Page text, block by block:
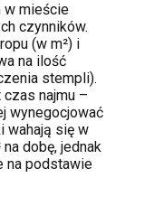
w mieście
czynników.
(w m²) i
na ilość
stempli).
najmu –
wynegocjować
wahają się w
dobę, jednak
na podstawie